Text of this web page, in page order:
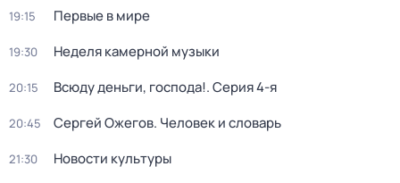
19:15 Первые в мире
19:30 Неделя камерной музыки
20:15 Всюду деньги, господа!. Серия 4-я
20:45 Сергей Ожегов. Человек и словарь
21:30 Новости культуры